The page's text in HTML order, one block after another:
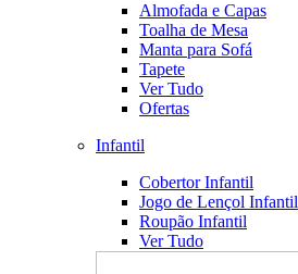
Almofada e Capas
Toalha de Mesa
Manta para Sofá
Tapete
Ver Tudo
Ofertas
Infantil
Cobertor Infantil
Jogo de Lençol Infantil
Roupão Infantil
Ver Tudo